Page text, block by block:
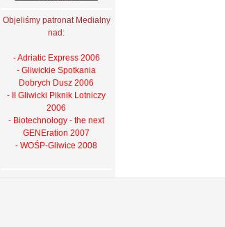
Objeliśmy patronat Medialny
nad:
- Adriatic Express 2006
- Gliwickie Spotkania
Dobrych Dusz 2006
- II Gliwicki Piknik Lotniczy
2006
- Biotechnology - the next
GENEration 2007
- WOŚP-Gliwice 2008